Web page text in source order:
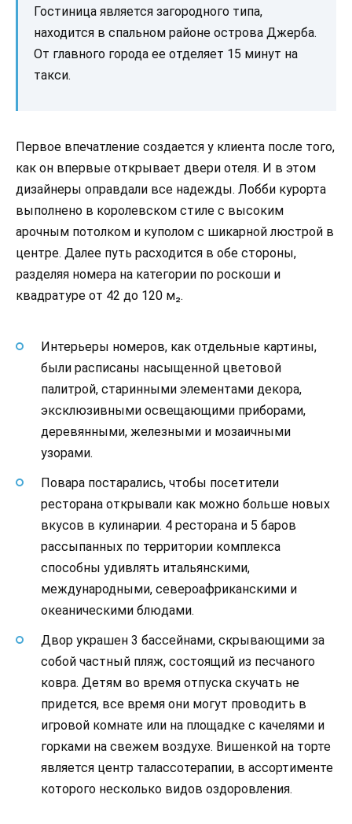
Гостиница является загородного типа,
находится в спальном районе острова Джерба.
От главного города ее отделяет 15 минут на
такси.
Первое впечатление создается у клиента после того,
как он впервые открывает двери отеля. И в этом
дизайнеры оправдали все надежды. Лобби курорта
выполнено в королевском стиле с высоким
арочным потолком и куполом с шикарной люстрой в
центре. Далее путь расходится в обе стороны,
разделяя номера на категории по роскоши и
квадратуре от 42 до 120 м₂.
Интерьеры номеров, как отдельные картины,
были расписаны насыщенной цветовой
палитрой, старинными элементами декора,
эксклюзивными освещающими приборами,
деревянными, железными и мозаичными
узорами.
Повара постарались, чтобы посетители
ресторана открывали как можно больше новых
вкусов в кулинарии. 4 ресторана и 5 баров
рассыпанных по территории комплекса
способны удивлять итальянскими,
международными, североафриканскими и
океаническими блюдами.
Двор украшен 3 бассейнами, скрывающими за
собой частный пляж, состоящий из песчаного
ковра. Детям во время отпуска скучать не
придется, все время они могут проводить в
игровой комнате или на площадке с качелями и
горками на свежем воздухе. Вишенкой на торте
является центр талассотерапии, в ассортименте
которого несколько видов оздоровления.